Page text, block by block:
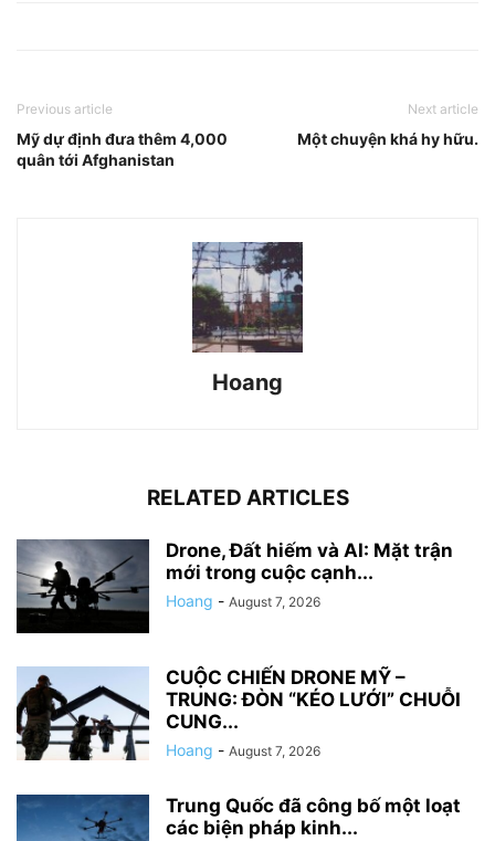
Previous article
Mỹ dự định đưa thêm 4,000
quân tới Afghanistan
Next article
Một chuyện khá hy hữu.
Hoang
RELATED ARTICLES
Drone, Đất hiếm và AI: Mặt trận
mới trong cuộc cạnh...
Hoang - August 7, 2026
CUỘC CHIẾN DRONE MỸ –
TRUNG: ĐÒN “KÉO LƯỚI” CHUỖI
CUNG...
Hoang - August 7, 2026
Trung Quốc đã công bố một loạt
các biện pháp kinh...